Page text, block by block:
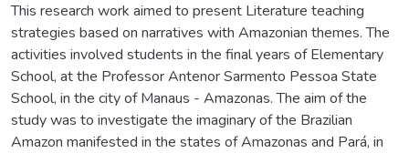
This research work aimed to present Literature teaching
strategies based on narratives with Amazonian themes. The
activities involved students in the final years of Elementary
School, at the Professor Antenor Sarmento Pessoa State
School, in the city of Manaus - Amazonas. The aim of the
study was to investigate the imaginary of the Brazilian
Amazon manifested in the states of Amazonas and Pará, in